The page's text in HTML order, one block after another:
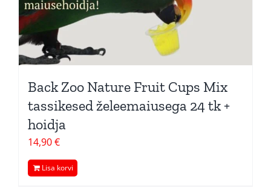
Back Zoo Nature Fruit Cups Mix
tassikesed želeemaiusega 24 tk +
hoidja
14,90€
Lisa korvi